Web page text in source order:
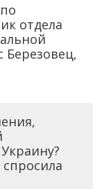
отдела
Березовец,